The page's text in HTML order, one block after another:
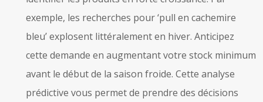
exemple, les recherches pour ‘pull en cachemire
bleu’ explosent littéralement en hiver. Anticipez
cette demande en augmentant votre stock minimum
avant le début de la saison froide. Cette analyse
prédictive vous permet de prendre des décisions